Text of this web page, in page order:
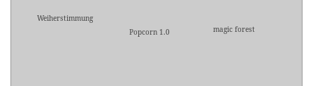
Weiherstimmung
Popcorn 1.0
magic forest